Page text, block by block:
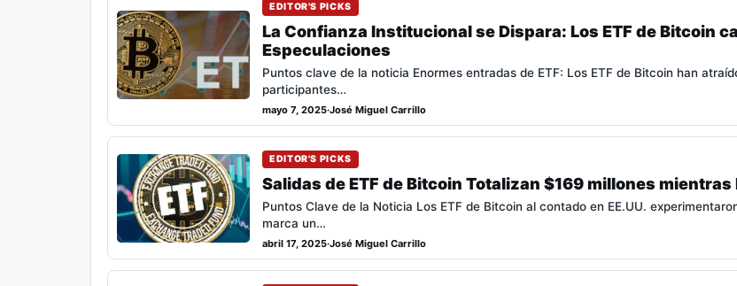
EDITOR'S PICKS
La Confianza Institucional se Dispara: Los ETF de Bitcoin
Especulaciones
Puntos clave de la noticia Enormes entradas de ETF: Los ETF de Bitcoin han
participantes…
mayo 7, 2025·José Miguel Carrillo
EDITOR'S PICKS
Salidas de ETF de Bitcoin Totalizan $169 millones
Puntos Clave de la Noticia Los ETF de Bitcoin al contado en EE.UU.
marca un…
abril 17, 2025·José Miguel Carrillo